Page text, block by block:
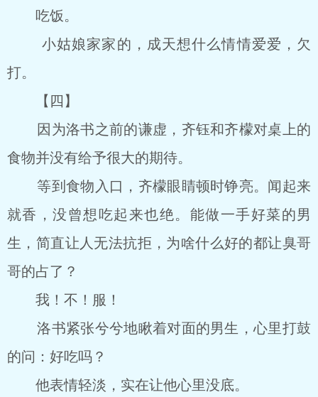
吃饭。
小姑娘家家的，成天想什么情情爱爱，欠
打。
【四】
因为洛书之前的谦虚，齐钰和齐檬对桌上的
食物并没有给予很大的期待。
等到食物入口，齐檬眼睛顿时铮亮。闻起来
就香，没曾想吃起来也绝。能做一手好菜的男
生，简直让人无法抗拒，为啥什么好的都让臭哥
哥的占了？
我！不！服！
洛书紧张兮兮地瞅着对面的男生，心里打鼓
的问：好吃吗？
他表情轻淡，实在让他心里没底。